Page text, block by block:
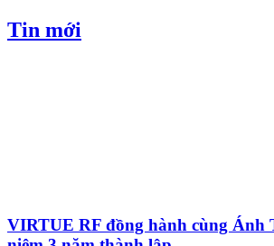
Tin mới
VIRTUE RF đồng hành cùng Ánh